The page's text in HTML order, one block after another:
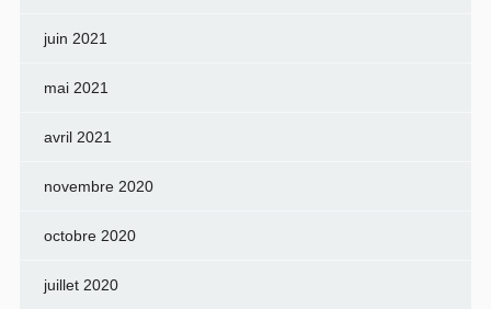
juin 2021
mai 2021
avril 2021
novembre 2020
octobre 2020
juillet 2020